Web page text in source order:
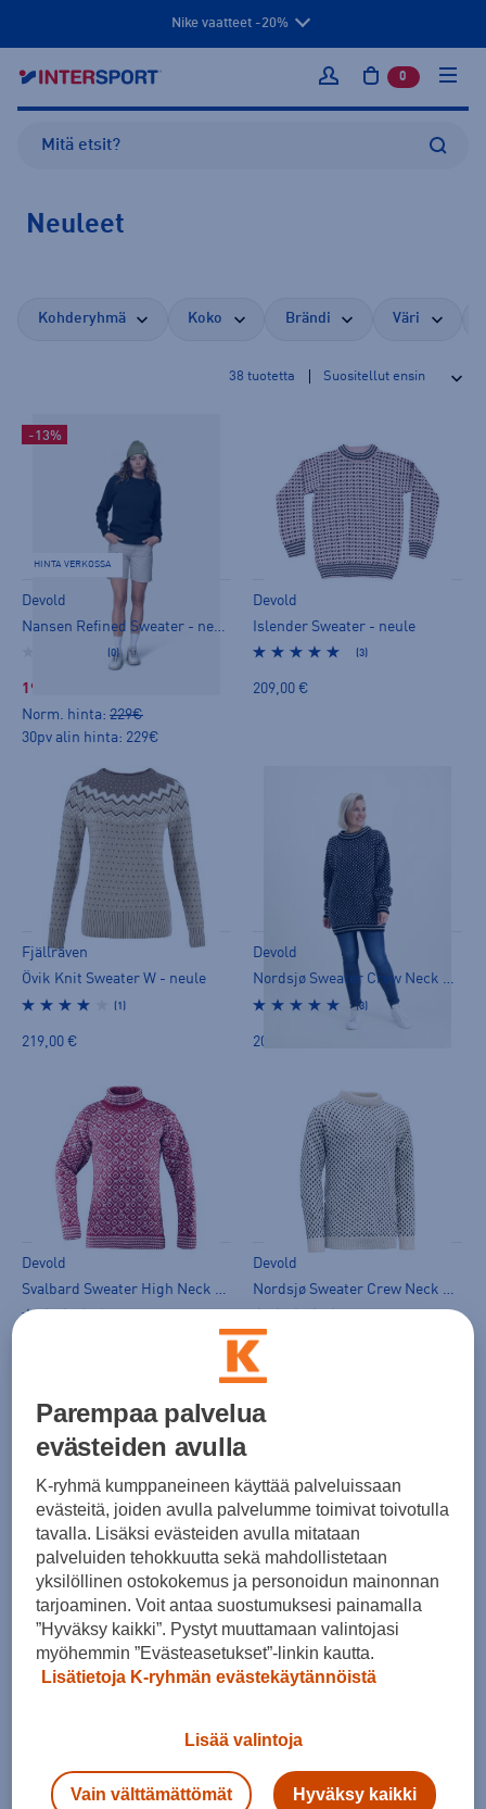
Nike vaatteet -20%
Kirjaudu sisään
0 tuotetta
Neuleet
Kohderyhmä Koko Brändi Väri
38 tuotetta
-13%
HINTA VERKOSSA
Devold
(0)
199,00 €
Norm. hinta: 229€
30pv alin hinta: 229€
Devold
Islender Sweater - neule
(3)
209,00 €
Fjällräven
Övik Knit Sweater W - neule
(1)
219,00 €
Devold
Nordsjø Sweater Crew Neck Unisex - neule
(3)
209,00 €
Devold
Devold
209,00 €
Devold
Svalbard Sweater High Neck - neule
(4)
219,00 €
(4)
209,00 €
Parempaa palvelua
evästeiden avulla
K-ryhmä kumppaneineen käyttää palveluissaan
evästeitä, joiden avulla palvelumme toimivat toivotulla
tavalla. Lisäksi evästeiden avulla mitataan
palveluiden tehokkuutta sekä mahdollistetaan
yksilöllinen ostokokemus ja personoidun mainonnan
tarjoaminen. Voit antaa suostumuksesi painamalla
”Hyväksy kaikki”. Pystyt muuttamaan valintojasi
myöhemmin ”Evästeasetukset”-linkin kautta.
Lisätietoja K-ryhmän evästekäytännöistä
Lisää valintoja
Vain välttämättömät Hyväksy kaikki